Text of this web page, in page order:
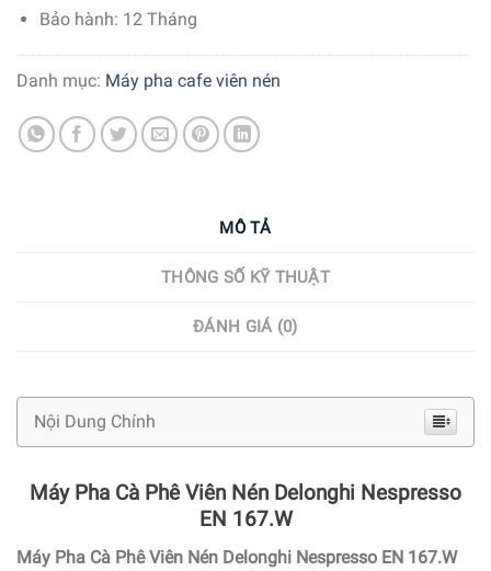
Bảo hành: 12 Tháng
Danh mục: Máy pha cafe viên nén
MÔ TẢ
THÔNG SỐ KỸ THUẬT
ĐÁNH GIÁ (0)
Nội Dung Chính
Máy Pha Cà Phê Viên Nén Delonghi Nespresso
EN 167.W
Máy Pha Cà Phê Viên Nén Delonghi Nespresso EN 167.W